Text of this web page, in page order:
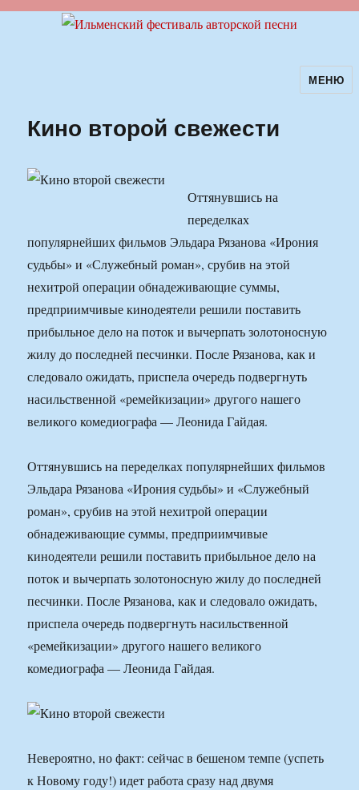
Ильменский фестиваль авторскойМЕНЮ
Кино второй свежести
Оттянувшись на
переделках
популярнейших фильмов Эльдара Рязанова «Ирония
судьбы» и «Служебный роман», срубив на этой
нехитрой операции обнадеживающие суммы,
предприимчивые кинодеятели решили поставить
прибыльное дело на поток и вычерпать золотоносную
жилу до последней песчинки. После Рязанова, как и
следовало ожидать, приспела очередь подвергнуть
насильственной «ремейкизации» другого нашего
великого комедиографа — Леонида Гайдая.
Оттянувшись на переделках популярнейших фильмов
Эльдара Рязанова «Ирония судьбы» и «Служебный
роман», срубив на этой нехитрой операции
обнадеживающие суммы, предприимчивые
кинодеятели решили поставить прибыльное дело на
поток и вычерпать золотоносную жилу до последней
песчинки. После Рязанова, как и следовало ожидать,
приспела очередь подвергнуть насильственной
«ремейкизации» другого нашего великого
комедиографа — Леонида Гайдая.
Невероятно, но факт: сейчас в бешеном темпе (успеть
к Новому году!) идет работа сразу над двумя